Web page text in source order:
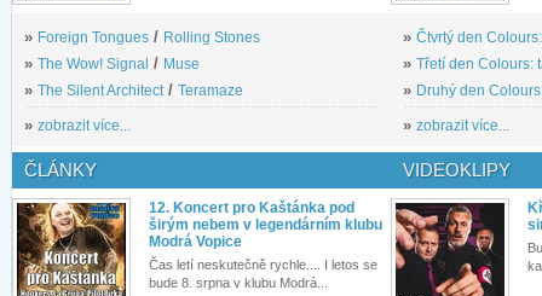
» Foreign Tongues / Rolling Stones
» The Wow! Signal / Muse
» The Silent Architect/ Teramaze
» zobrazit více...
» Čtvrtý den
» Třetí den Colours:
» Druhý den
» zobrazit více...
ČLÁNKY
12. Koncert pro Kaštánka pod
širým nebem v legendárním klubu
Modrá Vopice
Čas letí neskutečně rychle.... I letos se
bude 8. srpna v klubu Modrá...
VIDEOKLIPY